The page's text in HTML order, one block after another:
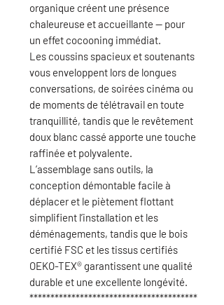
organique créent une présence
chaleureuse et accueillante — pour
un effet cocooning immédiat.
Les coussins spacieux et soutenants
vous enveloppent lors de longues
conversations, de soirées cinéma ou
de moments de télétravail en toute
tranquillité, tandis que le revêtement
doux blanc cassé apporte une touche
raffinée et polyvalente.
L’assemblage sans outils, la
conception démontable facile à
déplacer et le piètement flottant
simplifient l’installation et les
déménagements, tandis que le bois
certifié FSC et les tissus certifiés
OEKO-TEX® garantissent une qualité
durable et une excellente longévité.
****************************************